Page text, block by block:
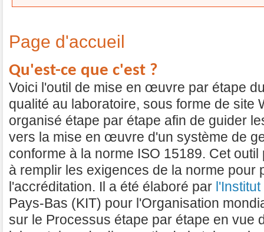
Page d'accueil
Qu'est-ce que c'est ?
Voici l'outil de mise en œuvre par étape
qualité au laboratoire, sous forme de site
organisé étape par étape afin de guider
vers la mise en œuvre d'un système de
conforme à la norme ISO 15189. Cet
à remplir les exigences de la norme pour
l'accréditation. Il a été élaboré par
Pays-Bas (KIT) pour l'Organisation
sur le Processus étape par étape en vue